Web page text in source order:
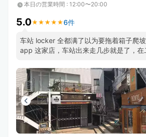
本日の営業時間 : 12:00〜20:00
5.0★ ★ ★ ★ ★
★ ★ ★ ★ ★6件
车站 locker 全都满了以为要拖着箱子爬
app 这家店，车站出来走几步就是了，在